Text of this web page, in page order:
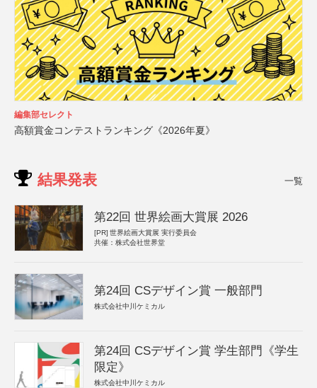
編集部セレクト
高額賞金コンテストランキング《2026年夏》
結果発表 一覧
第22回 世界絵画大賞展 2026
[PR] 世界絵画大賞展 実行委員会
共催：株式会社世界堂
第24回 CSデザイン賞 一般部門
株式会社中川ケミカル
第24回 CSデザイン賞 学生部門《学生
限定》
株式会社中川ケミカル